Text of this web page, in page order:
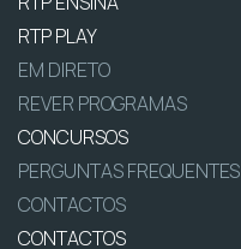
RTP PLAY
EM DIRETO
REVER PROGRAMAS
CONCURSOS
PERGUNTAS FREQUENTES
CONTACTOS
CONTACTOS